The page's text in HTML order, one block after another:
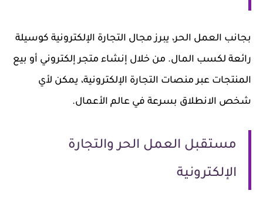
بجانب العمل الحر، يبرز مجال التجارة الإلكترونية كوسيلة
رائعة لكسب المال. من خلال إنشاء متجر إلكتروني أو بيع
المنتجات عبر منصات التجارة الإلكترونية، يمكن لأي
شخص الانطلاق بسرعة في عالم الأعمال.
مستقبل العمل الحر والتجارة
الإلكترونية